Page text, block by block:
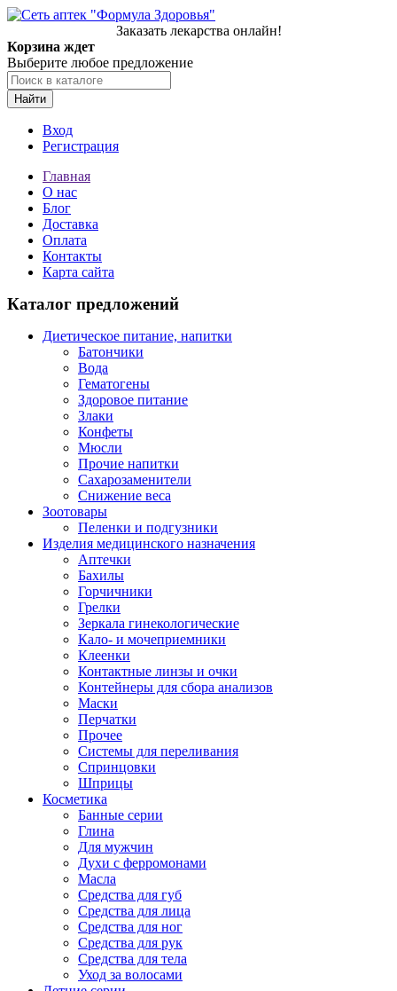
Заказать лекарства онлайн!
Корзина ждет
Выберите любое предложение
Найти
Вход
Регистрация
Главная
О нас
Блог
Доставка
Оплата
Контакты
Карта сайта
Каталог предложений
Диетическое питание, напитки
Батончики
Вода
Гематогены
Здоровое питание
Злаки
Конфеты
Мюсли
Прочие напитки
Сахарозаменители
Снижение веса
Зоотовары
Пеленки и подгузники
Изделия медицинского назначения
Аптечки
Бахилы
Горчичники
Грелки
Зеркала гинекологические
Кало- и мочеприемники
Клеенки
Контактные линзы и очки
Контейнеры для сбора анализов
Маски
Перчатки
Прочее
Системы для переливания
Спринцовки
Шприцы
Косметика
Банные серии
Глина
Для мужчин
Духи с ферромонами
Масла
Средства для губ
Средства для лица
Средства для ног
Средства для рук
Средства для тела
Уход за волосами